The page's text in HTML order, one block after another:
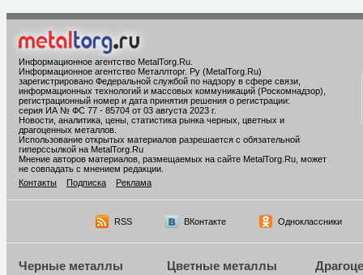
Информационное агентство MetalTorg.Ru
Информационное агентство Металлторг. Ру (MetalTorg.Ru)
зарегистрировано Федеральной службой по надзору в сфере связи,
информационных технологий и массовых коммуникаций (Роскомнадзор),
регистрационный номер и дата принятия решения о регистрации:
серия ИА № ФС 77 - 85704 от 03 августа 2023 г.
Новости, аналитика, цены, статистика рынка черных, цветных и
драгоценных металлов.
Использование открытых материалов разрешается с обязательной
гиперссылкой на MetalTorg.Ru
Мнение авторов материалов, размещаемых на сайте MetalTorg.Ru, может
не совпадать с мнением редакции.
Контакты
Подписка Реклама
RSS ВКонтакте Одноклассники
Черные металлы Цветные металлы